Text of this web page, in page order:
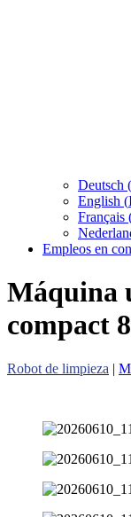
Deutsch (
English (
Français
Empleos en
Máquina
compact
Robot de limpieza |